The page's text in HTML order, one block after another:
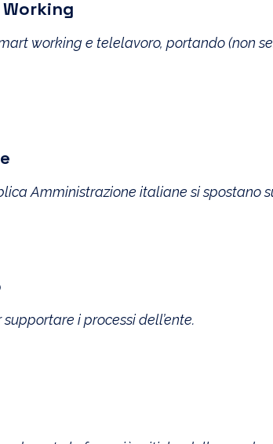
working e telelavoro, portando (non
Amministrazione italiane si spostano
i processi dell’ente.